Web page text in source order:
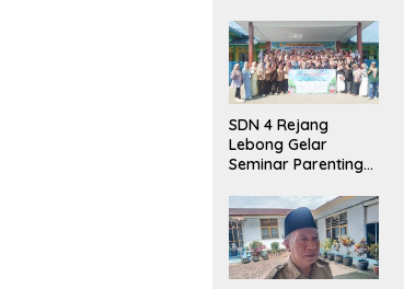
SDN 4 Rejang
Lebong Gelar
Seminar Parenting
Bullying,
Kadisdikbud: Patut
Jadi Contoh